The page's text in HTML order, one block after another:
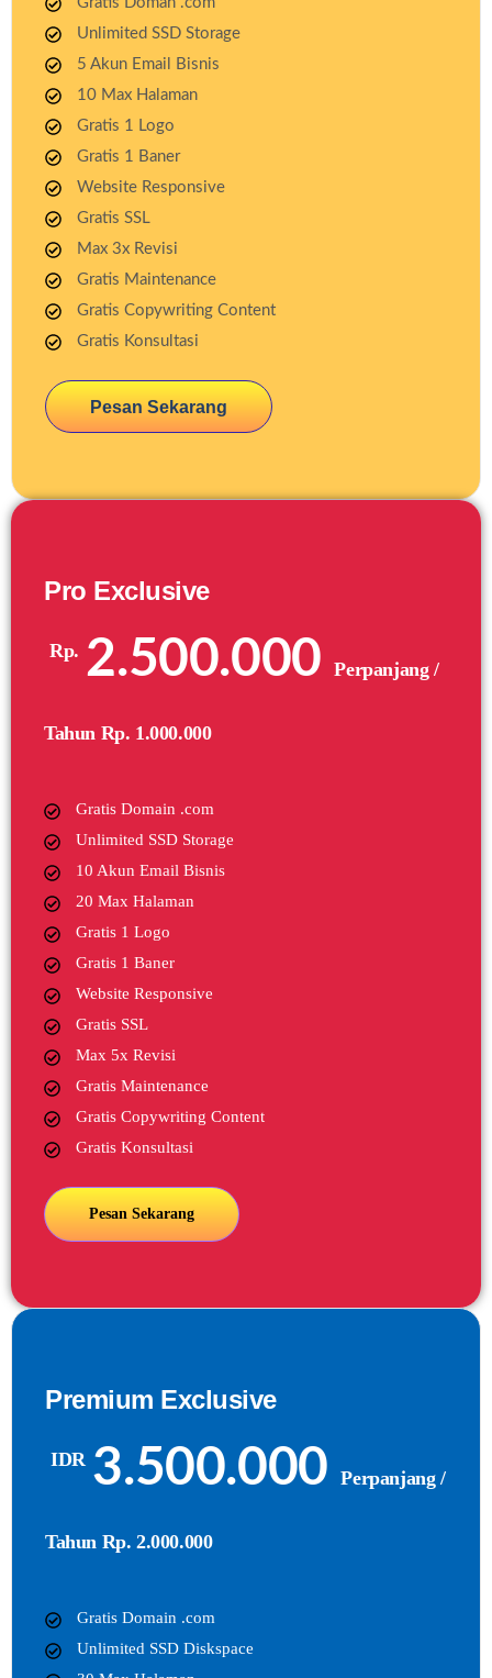
Unlimited SSD Storage
5 Akun Email Bisnis
10 Max Halaman
Gratis 1 Logo
Gratis 1 Baner
Website Responsive
Gratis SSL
Max 3x Revisi
Gratis Maintenance
Gratis Copywriting Content
Gratis Konsultasi
Pesan Sekarang
Pro Exclusive
Rp. 2.500.000 Perpanjang /
Tahun Rp. 1.000.000
Gratis Domain .com
Unlimited SSD Storage
10 Akun Email Bisnis
20 Max Halaman
Gratis 1 Logo
Gratis 1 Baner
Website Responsive
Gratis SSL
Max 5x Revisi
Gratis Maintenance
Gratis Copywriting Content
Gratis Konsultasi
Pesan Sekarang
Premium Exclusive
IDR 3.500.000 Perpanjang /
Tahun Rp. 2.000.000
Gratis Domain .com
Unlimited SSD Diskspace